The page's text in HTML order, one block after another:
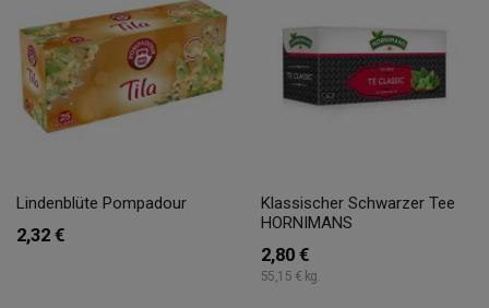
Lindenblüte Pompadour
2,32 €
Klassischer Schwarzer Tee
HORNIMANS
2,80 €
55,15 € kg.